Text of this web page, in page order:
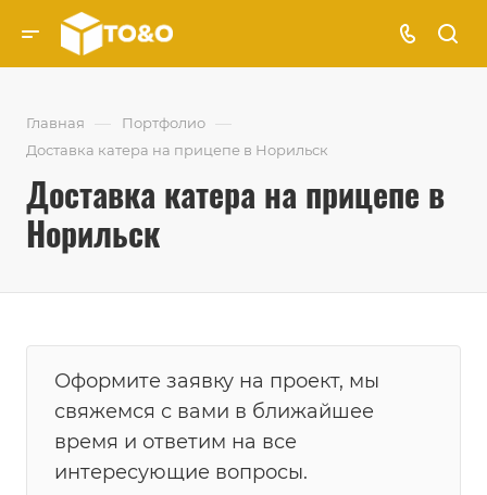
Главная — Портфолио —
Доставка катера на прицепе в Норильск
Доставка катера на прицепе в
Норильск
Оформите заявку на проект, мы
свяжемся с вами в ближайшее
время и ответим на все
интересующие вопросы.